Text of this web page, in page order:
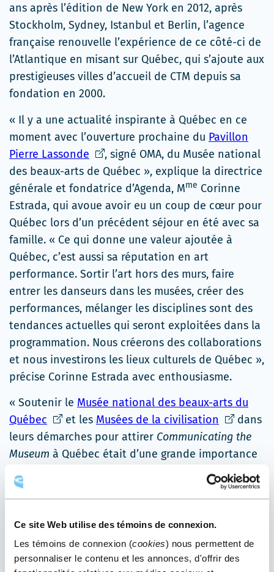
Ce site Web utilise des témoins de connexion.
Les témoins de connexion (cookies) nous permettent de
personnaliser le contenu et les annonces, d'offrir des
ans après l’édition de New York en 2012, après
Stockholm, Sydney, Istanbul et Berlin, l’agence
française renouvelle l’expérience de ce côté-ci de
l’Atlantique en misant sur Québec, qui s’ajoute aux
prestigieuses villes d’accueil de CTM depuis sa
fondation en 2000.
« Il y a une actualité inspirante à Québec en ce
moment avec l’ouverture prochaine du Pavillon
Pierre Lassonde Ce
lien
s'ouvrira
dans
une
nouvelle
fenêtre
, signé OMA, du Musée national
des beaux-arts de Québec », explique la directrice
générale et fondatrice d’Agenda, Mme Corinne
Estrada, qui avoue avoir eu un coup de cœur pour
Québec lors d’un précédent séjour en été avec sa
famille. « Ce qui donne une valeur ajoutée à
Québec, c’est aussi sa réputation en art
performance. Sortir l’art hors des murs, faire
entrer les danseurs dans les musées, créer des
performances, mélanger les disciplines sont des
tendances actuelles qui seront exploitées dans la
programmation. Nous créerons des collaborations
et nous investirons les lieux culturels de Québec »,
précise Corinne Estrada avec enthousiasme.
« Soutenir le Musée national des beaux-arts du
Québec Ce
lien
s'ouvrira
fenêtre
et les Musées de la civilisation Ce
lien
s'ouvrira
dans
une
dans
leurs démarches pour attirer Communicating the
Museum à Québec était d’une grande importance
pour le rayonnement du milieu culturel et
artistique de Québec dans le monde. La culture
économique de Québec. Vitrine extraordinaire, ce
congrès fera briller nos artistes, nos organismes et
nos lieux culturels », renchérit le président-